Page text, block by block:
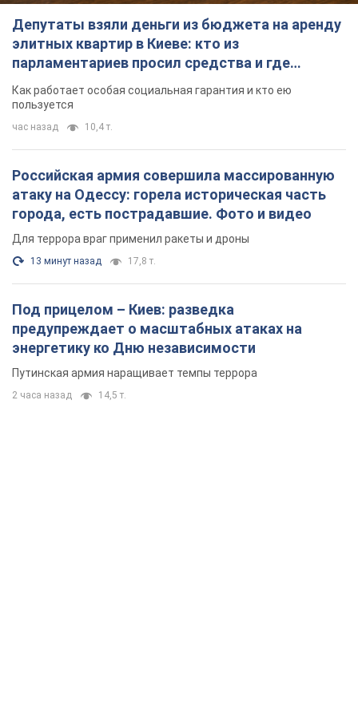
Депутаты взяли деньги из бюджета на аренду
элитных квартир в Киеве: кто из
парламентариев просил средства и где
поселился
Как работает особая социальная гарантия и кто ею
пользуется
час назад 10,4 т.
Российская армия совершила массированную
атаку на Одессу: горела историческая часть
города, есть пострадавшие. Фото и видео
Для террора враг применил ракеты и дроны
13 минут назад 17,8 т.
Под прицелом – Киев: разведка
предупреждает о масштабных атаках на
энергетику ко Дню независимости
Путинская армия наращивает темпы террора
2 часа назад 14,5 т.